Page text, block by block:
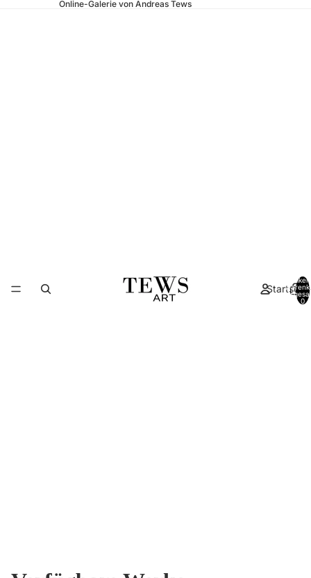
Online-Galerie von Andreas Tews
Startseite
Artikel
0